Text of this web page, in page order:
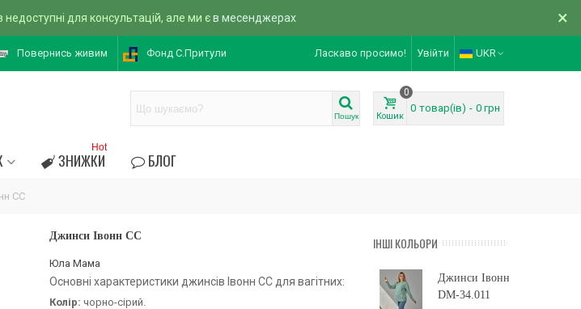
недоступні для консультацій, але ми єв месенджерах ×
Повернись живим Фонд С.Притули Ласкаво просимо! Увійти UKR
Пошук Кошик
0
0 товар(ів) - 0 грн
ЗНИЖКИ
Hot
БЛОГ
CC
Джинси Івонн CC
Юла Мама
Основні характеристики джинсів Івонн CC для вагітних:
Колір: чорно-сірий.
ІНШІ КОЛЬОРИ
Джинси Івонн
DM-34.011